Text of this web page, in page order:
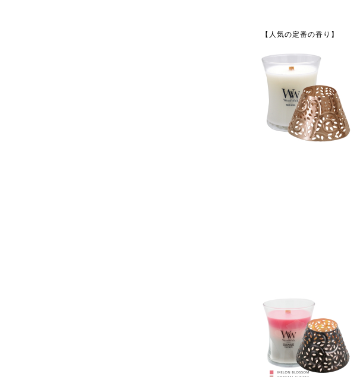
【人気の定番の香り】